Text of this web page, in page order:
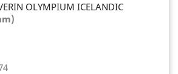
OLYMPIUM ICELANDIC